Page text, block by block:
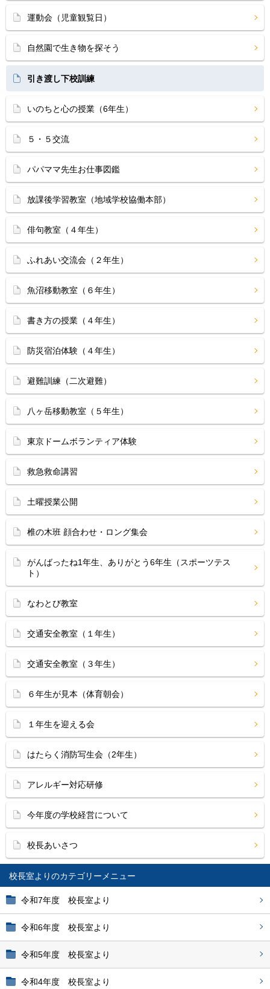
校長室より
令和7年度 校長室より
令和6年度 校長室より
令和5年度 校長室より
令和4年度 校長室より
運動会（児童観覧日）
自然園で生き物を探そう
引き渡し下校訓練
いのちと心の授業（6年生）
５・５交流
パパママ先生お仕事図鑑
放課後学習教室（地域学校協働本部）
俳句教室（４年生）
ふれあい交流会（２年生）
魚沼移動教室（６年生）
書き方の授業（４年生）
防災宿泊体験（４年生）
避難訓練（二次避難）
八ヶ岳移動教室（５年生）
東京ドームボランティア体験
救急救命講習
土曜授業公開
椎の木班 顔合わせ・ロング集会
がんばったね1年生、ありがとう6年生（スポーツテス
ト）
なわとび教室
交通安全教室（１年生）
交通安全教室（３年生）
６年生が見本（体育朝会）
１年生を迎える会
はたらく消防写生会（2年生）
アレルギー対応研修
今年度の学校経営について
校長あいさつ